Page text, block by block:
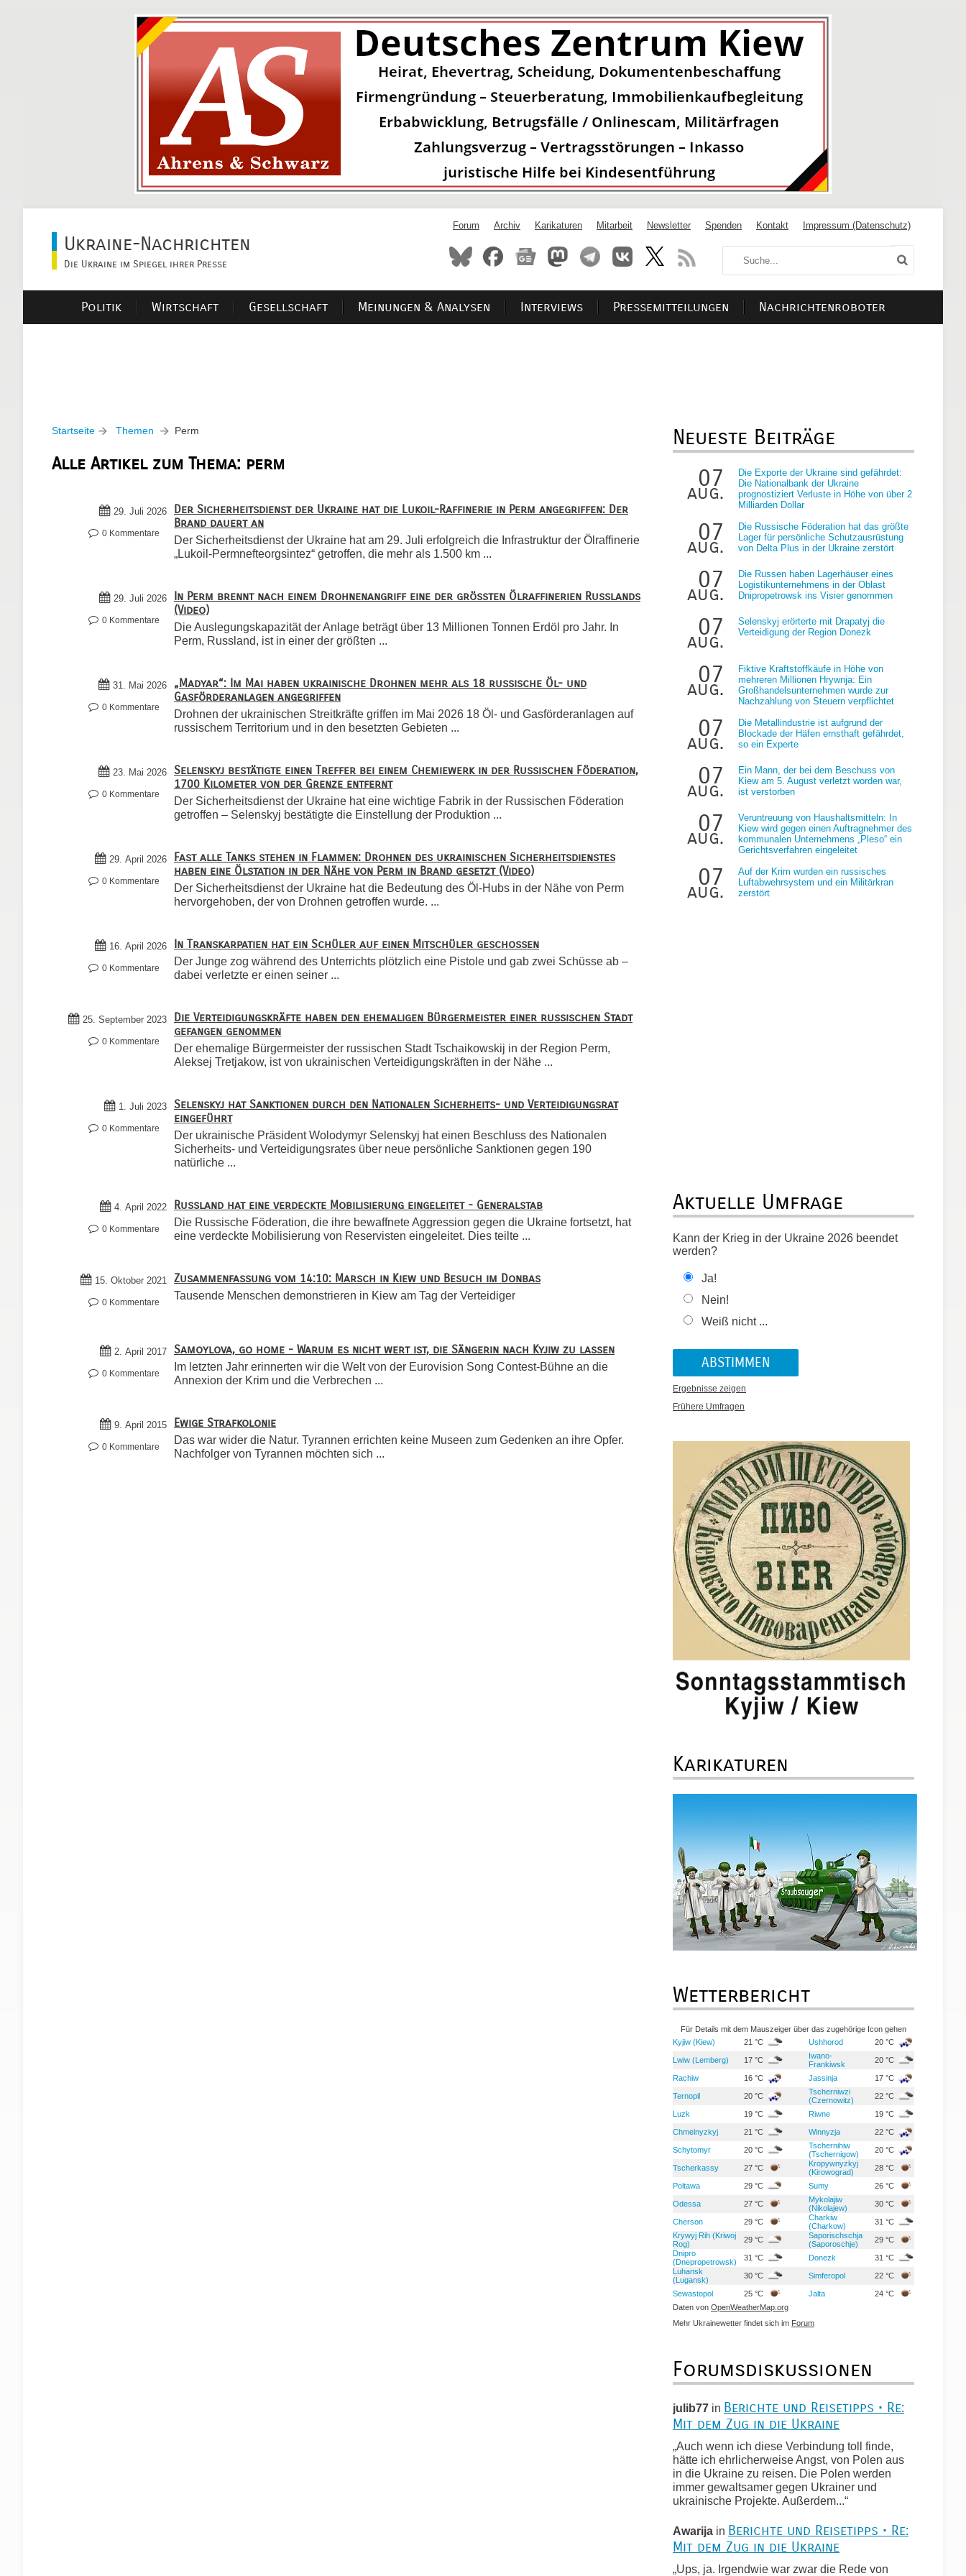
Ukraine-Nachrichten
Die Ukraine im Spiegel ihrer Presse
Forum Archiv Karikaturen Mitarbeit Newsletter Spenden Kontakt Impressum (Datenschutz)
Politik Wirtschaft Gesellschaft Meinungen & Analysen Interviews Pressemitteilungen Nachrichtenroboter
Startseite Themen Perm
Alle Artikel zum Thema: perm
29. Juli 2026
0 Kommentare
Der Sicherheitsdienst der Ukraine hat die Lukoil-Raffinerie in Perm angegriffen: Der
Brand dauert an
Der Sicherheitsdienst der Ukraine hat am 29. Juli erfolgreich die Infrastruktur der Ölraffinerie
„Lukoil-Permnefteorgsintez“ getroffen, die mehr als 1.500 km ...
29. Juli 2026
0 Kommentare
In Perm brennt nach einem Drohnenangriff eine der größten Ölraffinerien Russlands
(Video)
Die Auslegungskapazität der Anlage beträgt über 13 Millionen Tonnen Erdöl pro Jahr. In
Perm, Russland, ist in einer der größten ...
31. Mai 2026
0 Kommentare
„Madyar“: Im Mai haben ukrainische Drohnen mehr als 18 russische Öl- und
Gasförderanlagen angegriffen
Drohnen der ukrainischen Streitkräfte griffen im Mai 2026 18 Öl- und Gasförderanlagen auf
russischem Territorium und in den besetzten Gebieten ...
23. Mai 2026
0 Kommentare
Selenskyj bestätigte einen Treffer bei einem Chemiewerk in der Russischen Föderation,
1700 Kilometer von der Grenze entfernt
Der Sicherheitsdienst der Ukraine hat eine wichtige Fabrik in der Russischen Föderation
getroffen – Selenskyj bestätigte die Einstellung der Produktion ...
29. April 2026
0 Kommentare
Fast alle Tanks stehen in Flammen: Drohnen des ukrainischen Sicherheitsdienstes
haben eine Ölstation in der Nähe von Perm in Brand gesetzt (Video)
Der Sicherheitsdienst der Ukraine hat die Bedeutung des Öl-Hubs in der Nähe von Perm
hervorgehoben, der von Drohnen getroffen wurde. ...
16. April 2026
0 Kommentare
In Transkarpatien hat ein Schüler auf einen Mitschüler geschossen
Der Junge zog während des Unterrichts plötzlich eine Pistole und gab zwei Schüsse ab –
dabei verletzte er einen seiner ...
25. September 2023
0 Kommentare
Die Verteidigungskräfte haben den ehemaligen Bürgermeister einer russischen Stadt
gefangen genommen
Der ehemalige Bürgermeister der russischen Stadt Tschaikowskij in der Region Perm,
Aleksej Tretjakow, ist von ukrainischen Verteidigungskräften in der Nähe ...
1. Juli 2023
0 Kommentare
Selenskyj hat Sanktionen durch den Nationalen Sicherheits- und Verteidigungsrat
eingeführt
Der ukrainische Präsident Wolodymyr Selenskyj hat einen Beschluss des Nationalen
Sicherheits- und Verteidigungsrates über neue persönliche Sanktionen gegen 190
natürliche ...
4. April 2022
0 Kommentare
Russland hat eine verdeckte Mobilisierung eingeleitet - Generalstab
Die Russische Föderation, die ihre bewaffnete Aggression gegen die Ukraine fortsetzt, hat
eine verdeckte Mobilisierung von Reservisten eingeleitet. Dies teilte ...
15. Oktober 2021
0 Kommentare
Zusammenfassung vom 14:10: Marsch in Kiew und Besuch im Donbas
Tausende Menschen demonstrieren in Kiew am Tag der Verteidiger
2. April 2017
0 Kommentare
Samoylova, go home - Warum es nicht wert ist, die Sängerin nach Kyjiw zu lassen
Im letzten Jahr erinnerten wir die Welt von der Eurovision Song Contest-Bühne an die
Annexion der Krim und die Verbrechen ...
9. April 2015
0 Kommentare
Ewige Strafkolonie
Das war wider die Natur. Tyrannen errichten keine Museen zum Gedenken an ihre Opfer.
Nachfolger von Tyrannen möchten sich ...
Neueste Beiträge
07
aug.
Die Exporte der Ukraine sind gefährdet:
Die Nationalbank der Ukraine
prognostiziert Verluste in Höhe von über 2
Milliarden Dollar
07
aug.
Die Russische Föderation hat das größte
Lager für persönliche Schutzausrüstung
von Delta Plus in der Ukraine zerstört
07
aug.
Die Russen haben Lagerhäuser eines
Logistikunternehmens in der Oblast
Dnipropetrowsk ins Visier genommen
07
aug.
Selenskyj erörterte mit Drapatyj die
Verteidigung der Region Donezk
07
aug.
Fiktive Kraftstoffkäufe in Höhe von
mehreren Millionen Hrywnja: Ein
Großhandelsunternehmen wurde zur
Nachzahlung von Steuern verpflichtet
07
aug.
Die Metallindustrie ist aufgrund der
Blockade der Häfen ernsthaft gefährdet,
so ein Experte
07
aug.
Ein Mann, der bei dem Beschuss von
Kiew am 5. August verletzt worden war,
ist verstorben
07
aug.
Veruntreuung von Haushaltsmitteln: In
Kiew wird gegen einen Auftragnehmer des
kommunalen Unternehmens „Pleso“ ein
Gerichtsverfahren eingeleitet
07
aug.
Auf der Krim wurden ein russisches
Luftabwehrsystem und ein Militärkran
zerstört
Aktuelle Umfrage
Kann der Krieg in der Ukraine 2026 beendet
werden?
Ja!
Nein!
Weiß nicht ...
Ergebnisse zeigen
Frühere Umfragen
Karikaturen
Wetterbericht
Für Details mit dem Mauszeiger über das zugehörige Icon gehen
Kyjiw (Kiew)
21 °C Ushhorod 20 °C
Lwiw (Lemberg) 17 °C
Iwano-
Frankiwsk
20 °C
Rachiw 16 °C Jassinja 17 °C
Ternopil 20 °C
Tscherniwzi
(Czernowitz)
22 °C
Luzk 19 °C Riwne 19 °C
Chmelnyzkyj 21 °C Winnyzja 22 °C
Schytomyr 20 °C
Tschernihiw
(Tschernigow)
20 °C
Tscherkassy 27 °C
Kropywnyzkyj
(Kirowograd)
28 °C
Poltawa 29 °C Sumy 26 °C
Odessa 27 °C
Mykolajiw
(Nikolajew)
30 °C
Cherson 29 °C
Charkiw
(Charkow)
31 °C
Krywyj Rih (Kriwoj
Rog)
29 °C
Saporischschja
(Saporoschje)
29 °C
Dnipro
(Dnepropetrowsk)
31 °C Donezk
31 °C
Luhansk
(Lugansk)
30 °C Simferopol 22 °C
Sewastopol 25 °C Jalta
24 °C
Daten von OpenWeatherMap.org
Mehr Ukrainewetter findet sich im Forum
Forumsdiskussionen
julib77 in Berichte und Reisetipps • Re:
Mit dem Zug in die Ukraine
„Auch wenn ich diese Verbindung toll finde,
hätte ich ehrlicherweise Angst, von Polen aus
in die Ukraine zu reisen. Die Polen werden
immer gewaltsamer gegen Ukrainer und
ukrainische Projekte. Außerdem...“
Awarija in Berichte und Reisetipps • Re:
Mit dem Zug in die Ukraine
„Ups, ja. Irgendwie war zwar die Rede von